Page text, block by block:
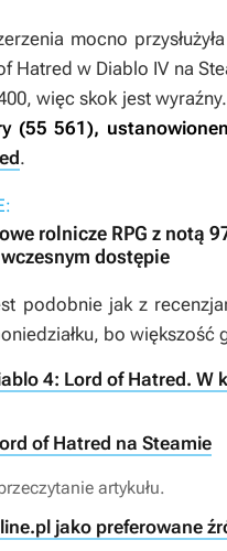
mocno
Hatred w Diablo IV na
więc skok jest
(55 561),
.
rolnicze RPG z notą
dostępie
podobnie jak z
bo większość
4: Lord of Hatred. W
of Hatred na Steamie
artykułu.
jako preferowane